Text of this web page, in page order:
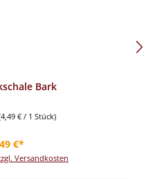
Bark
€ / 1 Stück)
Preis:
€*
Versandkosten